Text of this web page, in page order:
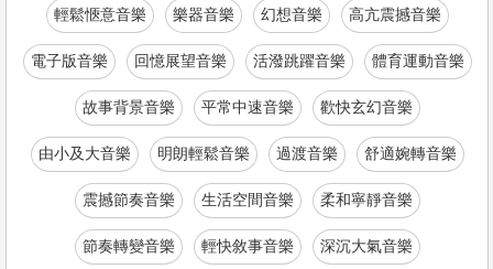
輕鬆愜意音樂 樂器音樂 幻想音樂 高亢震撼音樂
電子版音樂 回憶展望音樂 活潑跳躍音樂 體育運動音樂
故事背景音樂 平常中速音樂 歡快玄幻音樂
由小及大音樂 明朗輕鬆音樂 過渡音樂 舒適婉轉音樂
震撼節奏音樂 生活空間音樂 柔和寧靜音樂
節奏轉變音樂 輕快敘事音樂 深沉大氣音樂